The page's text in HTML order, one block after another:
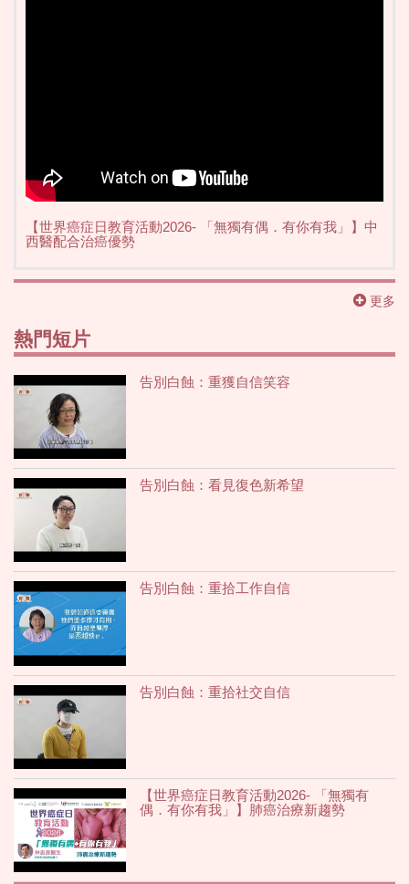
【世界癌症日教育活動2026- 「無獨有偶．有你有我」】中
西醫配合治癌優勢
更多
熱門短片
告別白蝕：重獲自信笑容
告別白蝕：看見復色新希望
告別白蝕：重拾工作自信
告別白蝕：重拾社交自信
【世界癌症日教育活動2026- 「無獨有
偶．有你有我」】肺癌治療新趨勢